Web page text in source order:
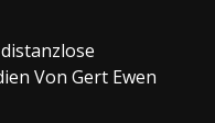
Von Gert Ewen